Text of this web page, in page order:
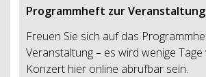
Programmheft zur Veranstaltung
Freuen Sie sich auf das
Veranstaltung – es wird wenige Tage
Konzert hier online abrufbar sein.